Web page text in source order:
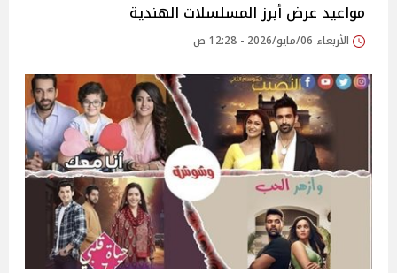
مواعيد عرض أبرز المسلسلات الهندية
الأربعاء 06/مايو/2026 - 12:28 ص